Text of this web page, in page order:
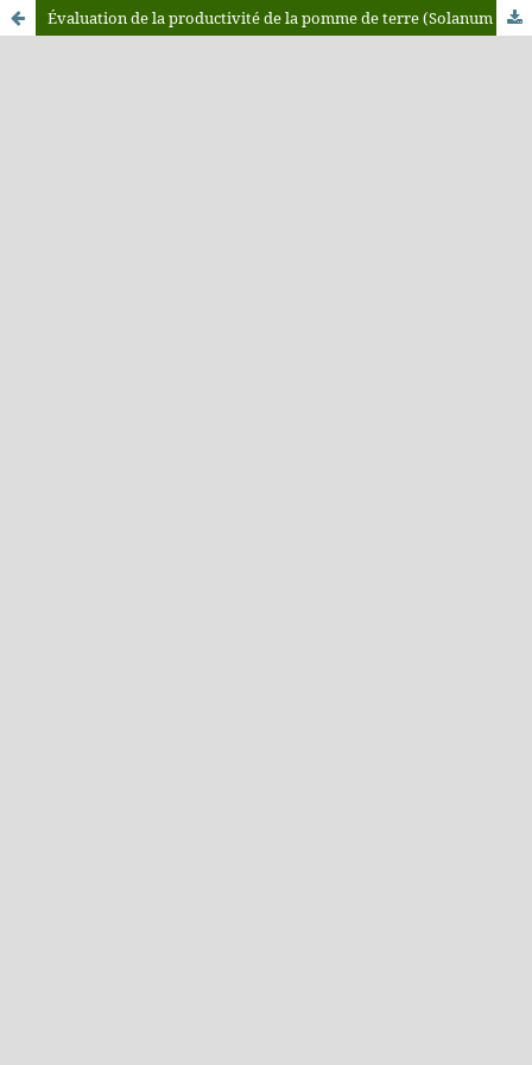
Évaluation de la productivité de la pomme de terre (Solanum Tuberosum L.), sous l'effet de l'irrigation avec une eau traitée magnétiquement dans la région de Chaouia (Maroc)